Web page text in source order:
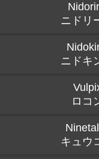
ニドリ
ニドキ
ロコ
キュウ